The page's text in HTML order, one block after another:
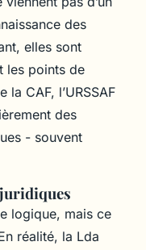
des
elles sont
les points de
CAF, l’URSSAF
des
- souvent
logique, mais ce
réalité, la Lda